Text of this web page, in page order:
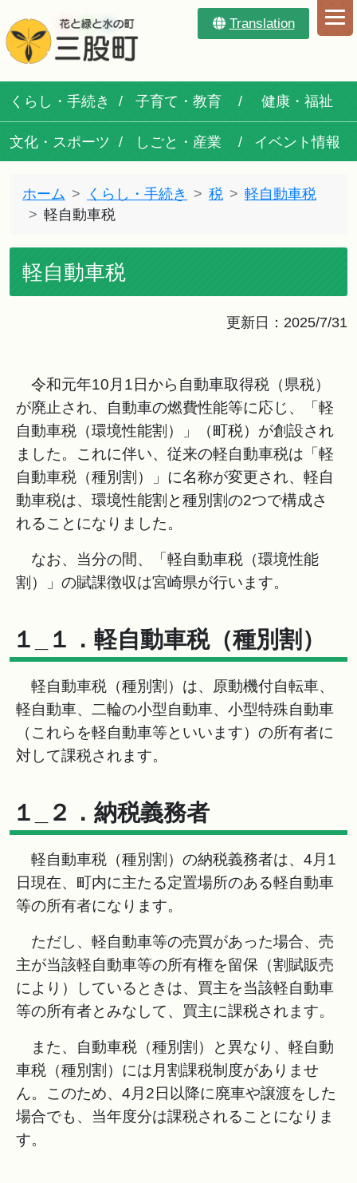
Translation
くらし・手続き 子育て・教育 健康・福祉
文化・スポーツ しごと・産業 イベント情報
ホーム くらし・手続き 税
軽自動車税
軽自動車税
軽自動車税
更新日：2025/7/31
令和元年10月1日から自動車取得税（県税）
が廃止され、自動車の燃費性能等に応じ、「軽
自動車税（環境性能割）」（町税）が創設され
ました。これに伴い、従来の軽自動車税は「軽
自動車税（種別割）」に名称が変更され、軽自
動車税は、環境性能割と種別割の2つで構成さ
れることになりました。
なお、当分の間、「軽自動車税（環境性能
割）」の賦課徴収は宮崎県が行います。
１_１．軽自動車税（種別割）
軽自動車税（種別割）は、原動機付自転車、
軽自動車、二輪の小型自動車、小型特殊自動車
（これらを軽自動車等といいます）の所有者に
対して課税されます。
１_２．納税義務者
軽自動車税（種別割）の納税義務者は、4月1
日現在、町内に主たる定置場所のある軽自動車
等の所有者になります。
ただし、軽自動車等の売買があった場合、売
主が当該軽自動車等の所有権を留保（割賦販売
により）しているときは、買主を当該軽自動車
等の所有者とみなして、買主に課税されます。
また、自動車税（種別割）と異なり、軽自動
車税（種別割）には月割課税制度がありませ
ん。このため、4月2日以降に廃車や譲渡をした
場合でも、当年度分は課税されることになりま
す。